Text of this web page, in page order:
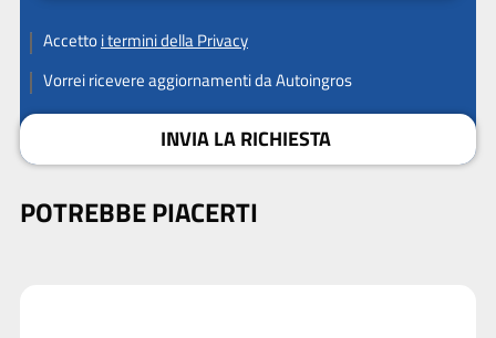
Accettoi termini della Privacy
Vorrei ricevere aggiornamenti da Autoingros
INVIA LA RICHIESTA
POTREBBE PIACERTI